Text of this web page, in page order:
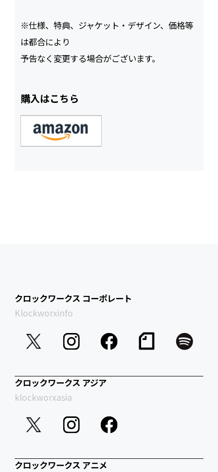
※仕様、特典、ジャケット・デザイン、価格等
は都合により
予告なく変更する場合がございます。
購入はこちら
クロックワークス コーポレート
Klockworxinfo
クロックワークス アジア
klockworxasia
クロックワークス アニメ